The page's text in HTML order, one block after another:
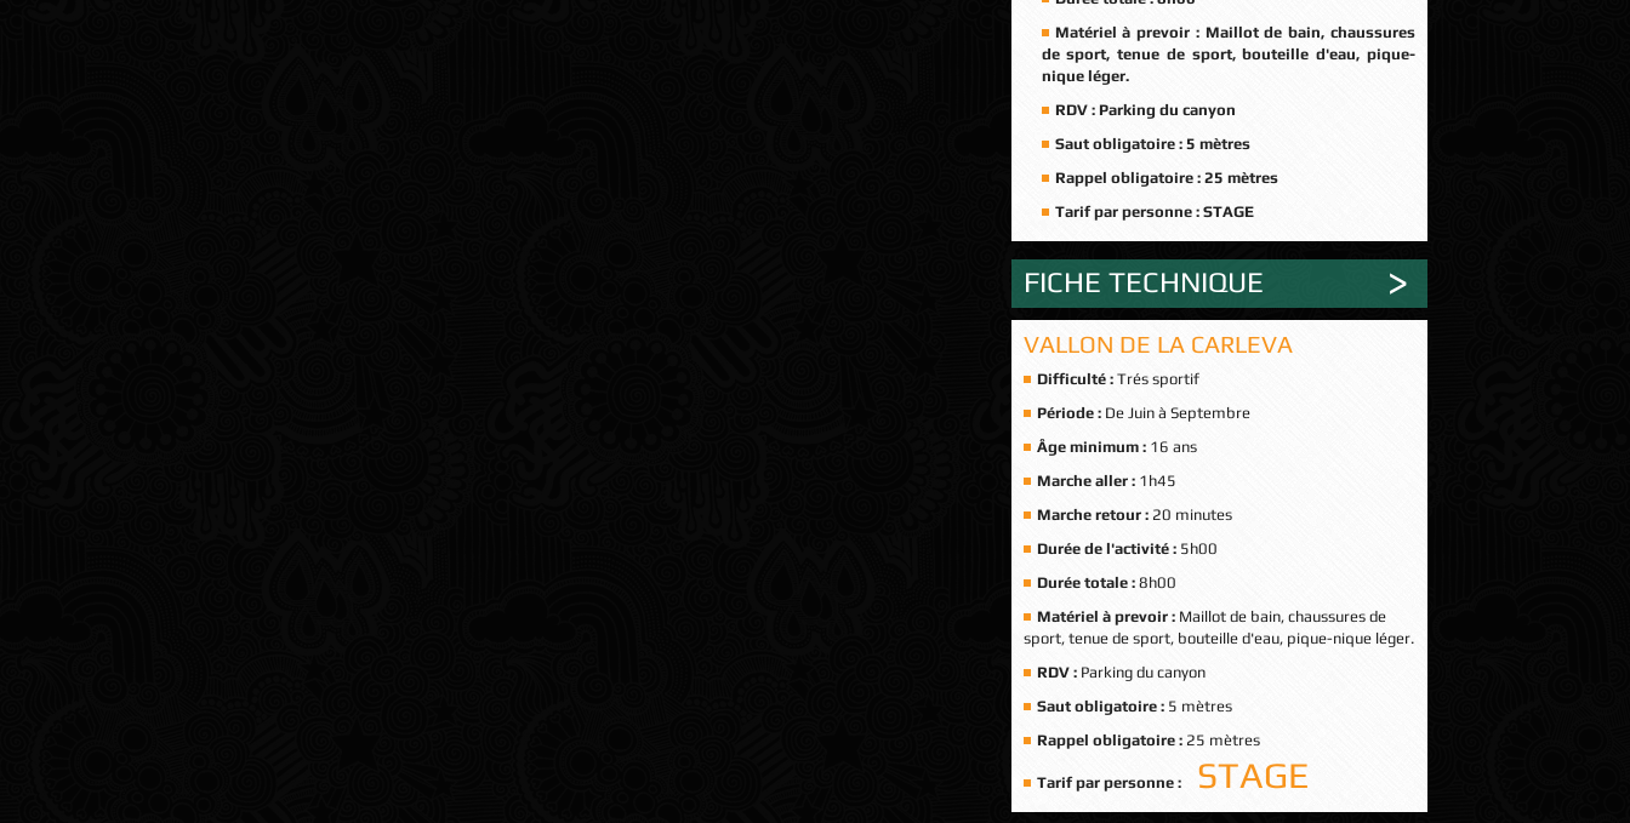
Matériel à prevoir : Maillot de bain, chaussures
de sport, tenue de sport, bouteille d'eau, pique-
nique léger.
RDV : Parking du canyon
Saut obligatoire : 5 mètres
Rappel obligatoire : 25 mètres
Tarif par personne : STAGE
FICHE TECHNIQUE
VALLON DE LA CARLEVA
Difficulté : Trés sportif
Période : De Juin à Septembre
Âge minimum : 16 ans
Marche aller : 1h45
Marche retour : 20 minutes
Durée de l'activité : 5h00
Durée totale : 8h00
Matériel à prevoir : Maillot de bain, chaussures de
sport, tenue de sport, bouteille d'eau, pique-nique léger.
RDV : Parking du canyon
Saut obligatoire : 5 mètres
Rappel obligatoire : 25 mètres
Tarif par personne : STAGE